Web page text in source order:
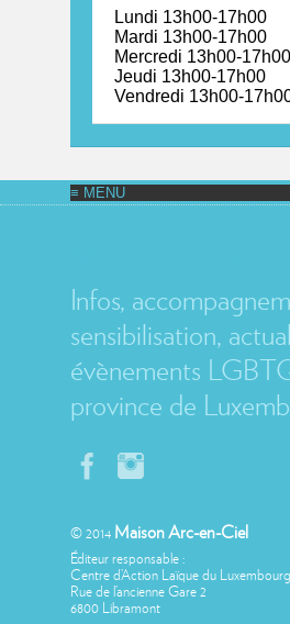
Lundi 13h00-17h00
Mardi 13h00-17h00
Mercredi 13h00-17h00
Jeudi 13h00-17h00
Vendredi 13h00-
Infos,
sensibilisation,
évènements
province de
© 2014 Maison Arc-en-Ciel
Éditeur responsable :
Centre d’Action Laïque du Luxembourg
Rue de l’ancienne Gare 2
6800 Libramont